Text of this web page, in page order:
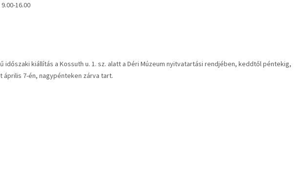
16.00
időszaki kiállítás a Kossuth u. 1. sz. alatt a Déri Múzeum nyitvatartási rendjében, keddtől péntekig,
április 7-én, nagypénteken zárva tart.